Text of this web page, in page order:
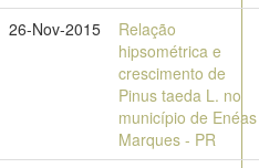
26-Nov-2015
Relação
hipsométrica e
crescimento de
Pinus taeda L. no
município de Enéas
Marques - PR